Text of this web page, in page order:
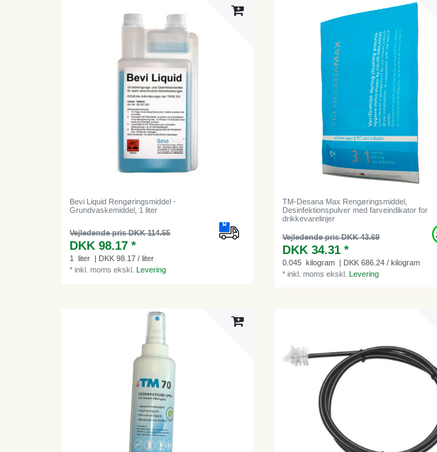
Bevi Liquid Rengøringsmiddel -
Grundvaskemiddel, 1 liter
Vejledende pris DKK 114.55
DKK 98.17 *
1 liter
| DKK 98.17 / liter
*inkl. moms ekskl. Levering
TM-Desana Max Rengøringsmiddel,
Desinfektionspulver med farveindikator for
drikkevarelinjer
Vejledende pris DKK 43.69
DKK 34.31 *
0.045 kilogram | DKK 686.24 / kilogram
*inkl. moms ekskl.Levering